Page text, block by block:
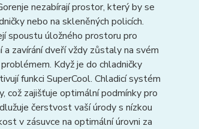
nezabírají prostor, který by se
nebo na skleněných policích.
spoustu úložného prostoru pro
zavírání dveří vždy zůstaly na svém
Když je do chladničky
funkci SuperCool. Chladicí systém
což zajišťuje optimální podmínky pro
čerstvost vaší úrody s nízkou
v zásuvce na optimální úrovni za